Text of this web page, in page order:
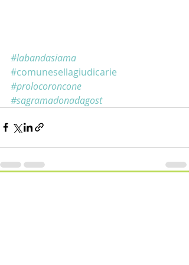
#labandasiama
#comunesellagiudicarie
#prolocoroncone
#sagramadonadagost